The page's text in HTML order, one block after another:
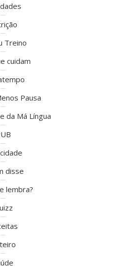
Treino
cuidam
Pausa
da Má Língua
disse
lembra?